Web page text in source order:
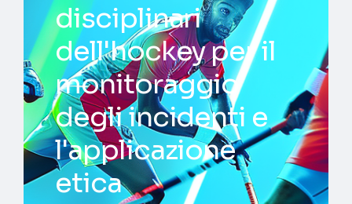
disciplinari
dell'hockey per il
monitoraggio
degli incidenti e
l'applicazione
etica